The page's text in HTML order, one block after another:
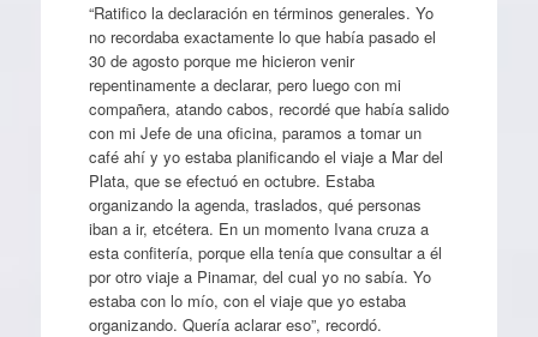
“Ratifico la declaración en términos generales. Yo
no recordaba exactamente lo que había pasado el
30 de agosto porque me hicieron venir
repentinamente a declarar, pero luego con mi
compañera, atando cabos, recordé que había salido
con mi Jefe de una oficina, paramos a tomar un
café ahí y yo estaba planificando el viaje a Mar del
Plata, que se efectuó en octubre. Estaba
organizando la agenda, traslados, qué personas
iban a ir, etcétera. En un momento Ivana cruza a
esta confitería, porque ella tenía que consultar a él
por otro viaje a Pinamar, del cual yo no sabía. Yo
estaba con lo mío, con el viaje que yo estaba
organizando. Quería aclarar eso”, recordó.